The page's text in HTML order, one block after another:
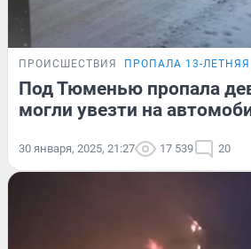
ПРОИСШЕСТВИЯ ПРОПАЛА 13-
Под Тюменью пропала
могли увезти на
30 января, 2025, 21:27 17 539 20